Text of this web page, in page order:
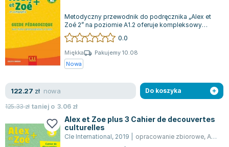
Leszek Czarnecki
Joanna Racewicz
Maria Seweryn
Janina Zającówna
Eric Helms
Anna Prus (oprac.)
Nela Mała Reporterka
Agnieszka Maciąg
Barbara Wrzesińska
Terry Pratchett
Virginia Woolf
Metodyczny przewodnik do podręcznika „Alex et
Zoé 2” na poziomie A1.2 oferuje kompleksowy
zestaw materiałów edukacyjnych. Program...
0.0
Miękka
Pakujemy 10.08
Nowa
122.27 zł nowa
125.33zł taniej o3.06 zł
Do koszyka
Alex et Zoe plus 3 Cahier de decouvertes
culturelles
Cle International, 2019 opracowanie zbiorowe, Anne-Cécile Couderc